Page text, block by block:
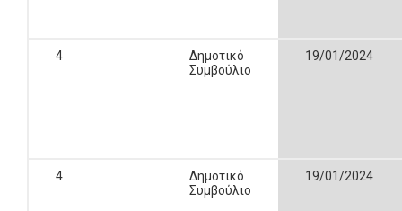
4
Δημοτικό
Συμβούλιο
19/01/2024
4
Δημοτικό
Συμβούλιο
19/01/2024